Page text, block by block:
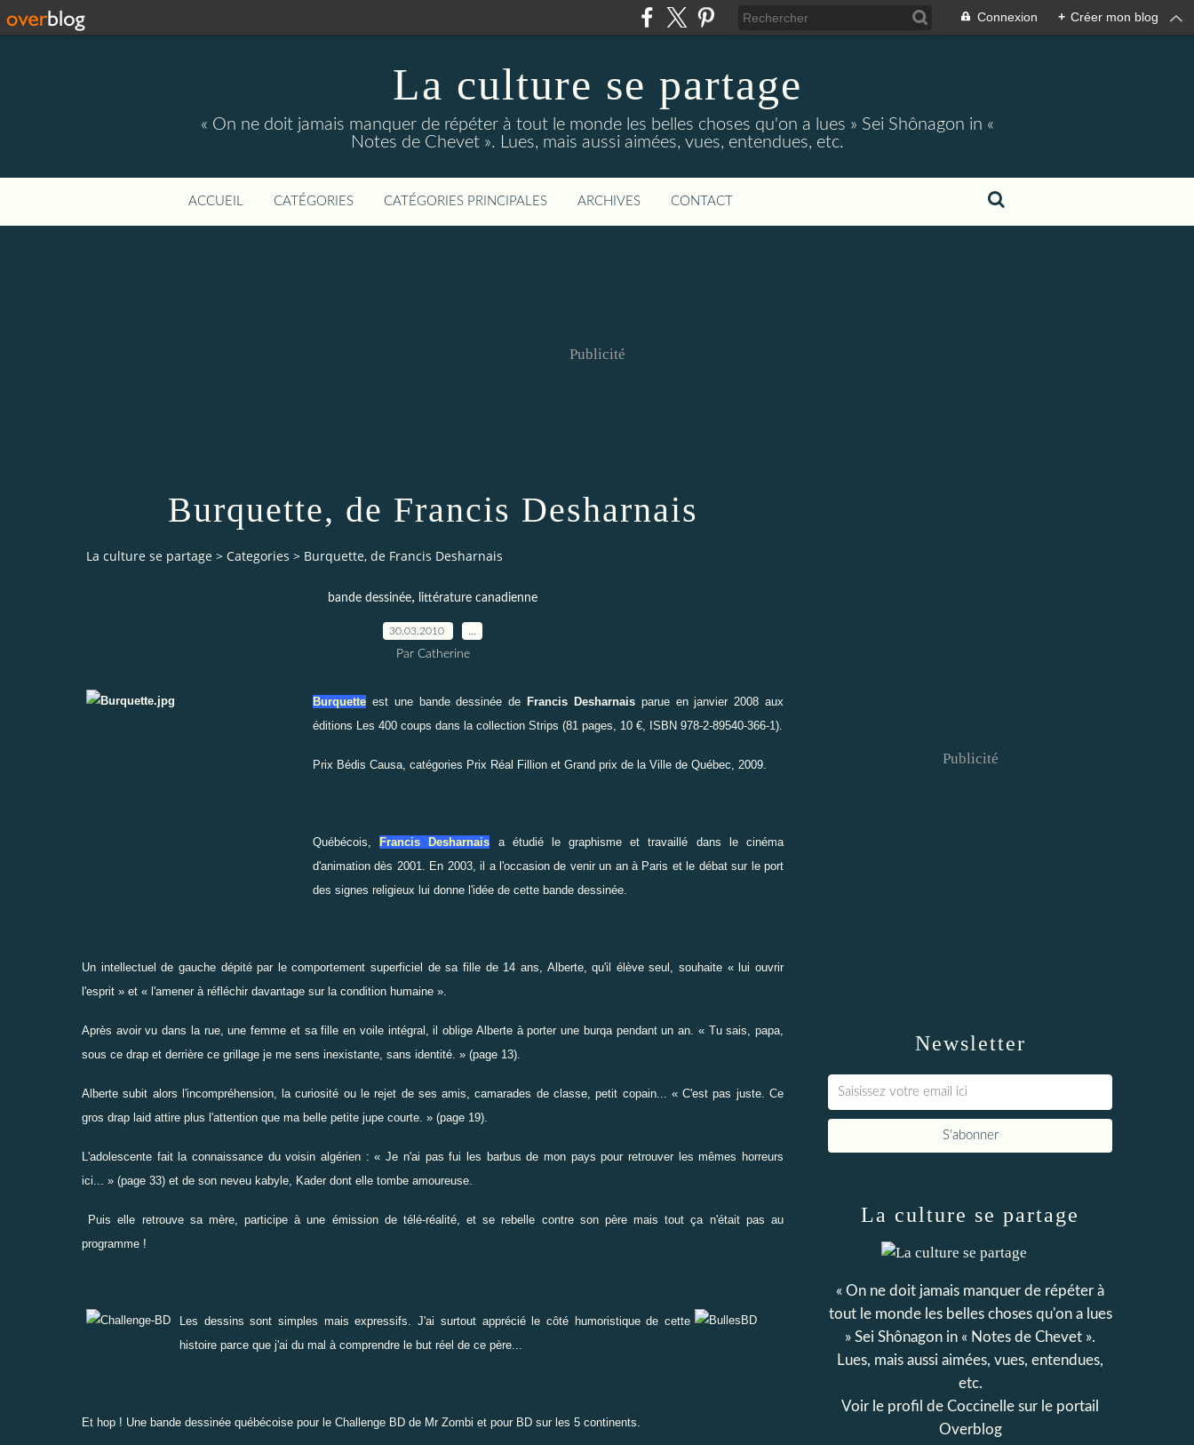
Connexion + Créer mon blog
La culture se partage
« On ne doit jamais manquer de répéter à tout le monde les belles choses qu'on a lues » Sei Shônagon in «
Notes de Chevet ». Lues, mais aussi aimées, vues, entendues, etc.
ACCUEIL CATÉGORIES CATÉGORIES PRINCIPALES ARCHIVES CONTACT
Publicité
Burquette, de Francis Desharnais
La culture se partage > Categories > Burquette, de Francis Desharnais
bande dessinée, littérature canadienne
30.03.2010
Par Catherine
Burquette est une bande dessinée de Francis Desharnaisparue en janvier 2008 aux
éditions
Les 400 coups dans la collection Strips (81 pages, 10 €, ISBN 978-2-89540-366-1).
Prix Bédis Causa, catégories Prix Réal Fillion et Grand prix de la Ville de Québec, 2009.
Québécois, Francis Desharnais a étudié le graphisme et travaillé dans le cinéma
d'animation dès 2001. En 2003, il a l'occasion de venir un an à Paris et le débat sur le port
des signes religieux lui donne l'idée de cette bande dessinée.
Un intellectuel de gauche dépité par le comportement superficiel de sa fille de 14 ans, Alberte, qu'il élève seul, souhaite « lui ouvrir
l'esprit » et « l'amener à réfléchir davantage sur la condition humaine ».
Après avoir vu dans la rue, une femme et sa fille en voile intégral, il oblige Alberte à porter une burqa pendant un an. « Tu sais, papa,
sous ce drap et derrière ce grillage je me sens inexistante, sans identité. » (page 13).
Alberte subit alors l'incompréhension, la curiosité ou le rejet de ses amis, camarades de classe, petit copain... « C'est pas juste. Ce
gros drap laid attire plus l'attention que ma belle petite jupe courte. » (page 19).
L'adolescente fait la connaissance du voisin algérien : « Je n'ai pas fui les barbus de mon pays pour retrouver les mêmes horreurs
ici... » (page 33) et de son neveu kabyle, Kader dont elle tombe amoureuse.
Puis elle retrouve sa mère, participe à une émission de télé-réalité, et se rebelle contre son père mais tout ça n'était pas au
programme !
Les dessins sont simples mais expressifs. J'ai surtout apprécié le côté humoristique de cette
histoire parce que j'ai du mal à comprendre le but réel de ce père...
Et hop ! Une bande dessinée québécoise pour le Challenge BD de Mr Zombi et pour BD sur les 5 continents.
Newsletter
Publicité
La culture se partage
« On ne doit jamais manquer de répéter à
tout le monde les belles choses qu'on a lues
» Sei Shônagon in « Notes de Chevet ».
Lues, mais aussi aimées, vues, entendues,
etc.
Voir le profil de Coccinelle sur le portail
Overblog